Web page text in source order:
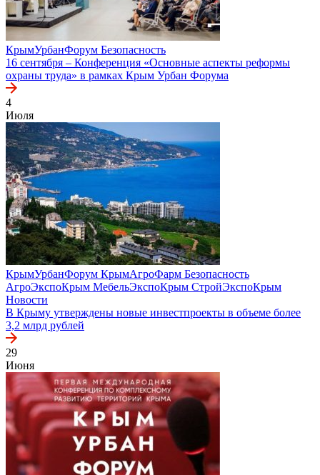
КрымУрбанФорум Безопасность
16 сентября – Конференция «Основные аспекты реформы
охраны труда» в рамках Крым Урбан Форума
4
Июля
КрымУрбанФорум КрымАгроФарм Безопасность
АгроЭкспоКрым МебельЭкспоКрым СтройЭкспоКрым
Новости
В Крыму утверждены новые инвестпроекты в объеме более
3,2 млрд рублей
29
Июня